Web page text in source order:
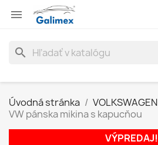

search
Úvodná stránka VOLKSWAGEN
VW pánska mikina s kapucňou
VÝPREDAJ!